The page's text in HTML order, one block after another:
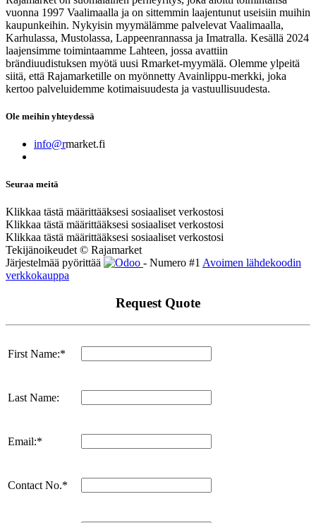
vuonna 1997 Vaalimaalla ja on sittemmin laajentunut useisiin muihin
kaupunkeihin. Nykyisin myymälämme palvelevat Vaalimaalla,
Karhulassa, Mustolassa, Lappeenrannassa ja Imatralla. Kesällä 2024
laajensimme toimintaamme Lahteen, jossa avattiin
brändiuudistuksen myötä uusi Rmarket-myymälä. Olemme ylpeitä
siitä, että Rajamarketille on myönnetty Avainlippu-merkki, joka
kertoo palveluidemme kotimaisuudesta ja vastuullisuudesta.
Ole meihin yhteydessä
info@rmarket.fi
Seuraa meitä
Klikkaa tästä määrittääksesi sosiaaliset verkostosi
Klikkaa tästä määrittääksesi sosiaaliset verkostosi
Klikkaa tästä määrittääksesi sosiaaliset verkostosi
Tekijänoikeudet © Rajamarket
Järjestelmää pyörittää
- Numero #1 Avoimen lähdekoodin
verkkokauppa
Request Quote
First Name:*
Last Name:
Email:*
Contact No.*